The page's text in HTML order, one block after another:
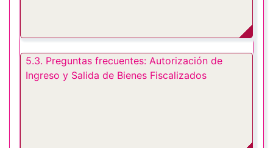
5.3. Preguntas frecuentes: Autorización de
Ingreso y Salida de Bienes Fiscalizados